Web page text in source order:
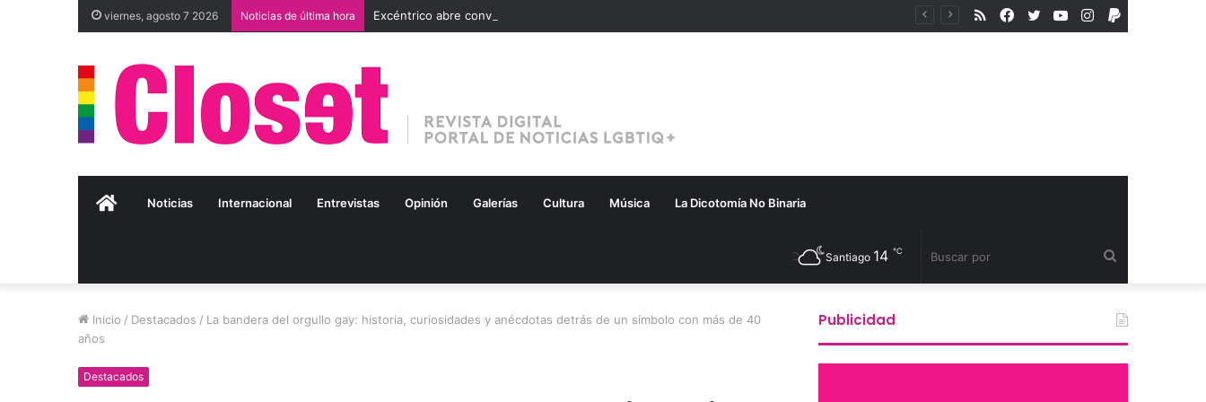
viernes, agosto 7 2026 Noticias de última hora PayPal
Instagram
YouTube
Twitter
Facebook
RSS
Inicio Noticias Internacional Entrevistas Opinión Galerías Cultura Música La Dicotomía No Binaria
por
Santiago 14 ℃
Inicio / Destacados / La bandera del orgullo gay: historia, curiosidades y anécdotas detrás de un símbolo con más de 40
años
Destacados
Publicidad